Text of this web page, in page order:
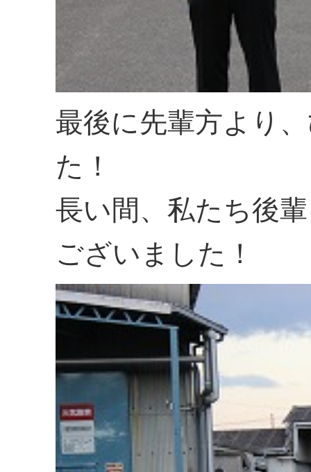
最後に先輩方より
た！
長い間、私たち後
ございました！